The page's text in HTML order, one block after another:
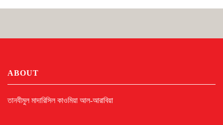
ABOUT
তানযীমুল মাদারিসিল কাওমিয়া আল-আরাবিয়া